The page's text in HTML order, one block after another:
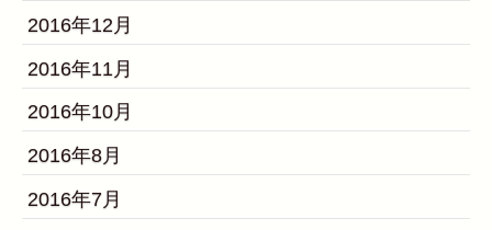
2016年12月
2016年11月
2016年10月
2016年8月
2016年7月